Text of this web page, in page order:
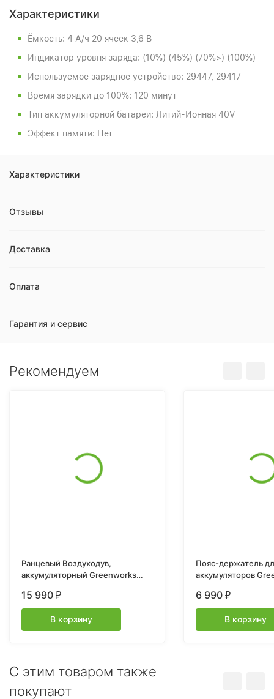
Характеристики
Ёмкость: 4 А/ч 20 ячеек 3,6 В
Индикатор уровня заряда: (10%) (45%) (70%>) (100%)
Используемое зарядное устройство: 29447, 29417
Время зарядки до 100%: 120 минут
Тип аккумуляторной батареи: Литий-Ионная 40V
Эффект памяти: Нет
Характеристики
Отзывы
Доставка
Оплата
Гарантия и сервис
Рекомендуем
Ранцевый Воздуходув,
аккумуляторный Greenworks
без АКБ и ЗУ
15 990 ₽
В корзину
Пояс-держатель
аккумуляторов
6 990 ₽
В корзину
C этим товаром также
покупают